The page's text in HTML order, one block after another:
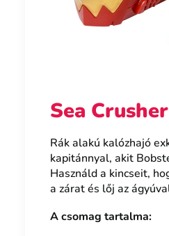
Sea Crusher
Rák alakú kalózhajó
kapitánnyal, akit
Használd a kincseit,
a zárat és lőj az
A csomag tartalma: